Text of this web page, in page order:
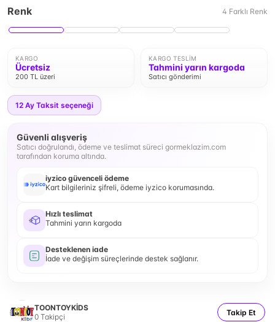
Renk 4 Farklı Renk
KARGO
Ücretsiz
200 TL üzeri
KARGO TESLIM
Tahmini yarın kargoda
Satıcı gönderimi
12 Ay Taksit seçeneği
Güvenli alışveriş
Satıcı doğrulandı, ödeme ve teslimat süreci gormeklazim.com
tarafından koruma altında.
iyzico güvenceli ödeme
Kart bilgileriniz şifreli, ödeme iyzico korumasında.
Hızlı teslimat
Tahmini yarın kargoda
Desteklenen iade
İade ve değişim süreçlerinde destek sağlanır.
TOONTOYKİDS
0 Takipçi Takip Et